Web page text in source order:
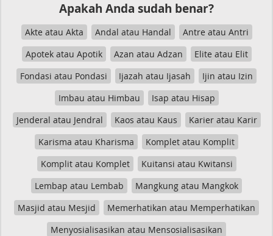
Apakah Anda sudah benar?
Akte atau Akta Andal atau Handal
Antre atau Antri
Apotek atau Apotik
Azan atau Adzan
Elite atau Elit
Fondasi atau Pondasi
Ijazah atau Ijasah
Ijin atau Izin
Imbau atau Himbau
Isap atau Hisap
Jenderal atau Jendral
Kaos atau Kaus
Karier atau Karir
Karisma atau Kharisma
Komplet atau Komplit
Komplit atau Komplet
Kuitansi atau Kwitansi
Lembap atau Lembab
Mangkung atau Mangkok
Masjid atau Mesjid
Memerhatikan atau Memperhatikan
Menyosialisasikan atau Mensosialisasikan